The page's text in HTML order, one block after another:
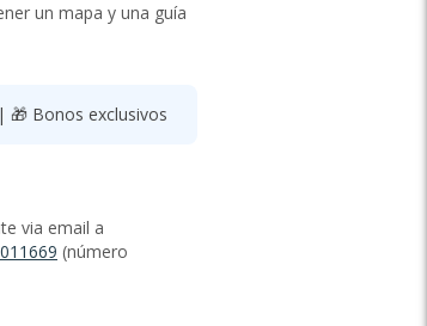
un mapa y una guía
🎁 Bonos exclusivos
via email a